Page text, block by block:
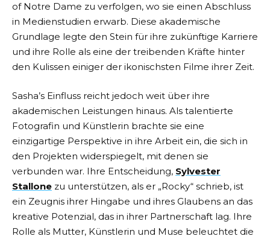
of Notre Dame zu verfolgen, wo sie einen Abschluss
in Medienstudien erwarb. Diese akademische
Grundlage legte den Stein für ihre zukünftige Karriere
und ihre Rolle als eine der treibenden Kräfte hinter
den Kulissen einiger der ikonischsten Filme ihrer Zeit.
Sasha’s Einfluss reicht jedoch weit über ihre
akademischen Leistungen hinaus. Als talentierte
Fotografin und Künstlerin brachte sie eine
einzigartige Perspektive in ihre Arbeit ein, die sich in
den Projekten widerspiegelt, mit denen sie
verbunden war. Ihre Entscheidung, Sylvester
Stallone zu unterstützen, als er „Rocky“ schrieb, ist
ein Zeugnis ihrer Hingabe und ihres Glaubens an das
kreative Potenzial, das in ihrer Partnerschaft lag. Ihre
Rolle als Mutter, Künstlerin und Muse beleuchtet die